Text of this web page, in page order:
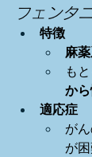
フェンタ
特徴
麻
も
か
適応症
が
が困